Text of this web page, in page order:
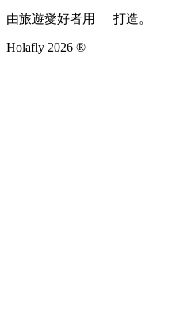
由旅遊愛好者用 打造。
Holafly 2026 ®